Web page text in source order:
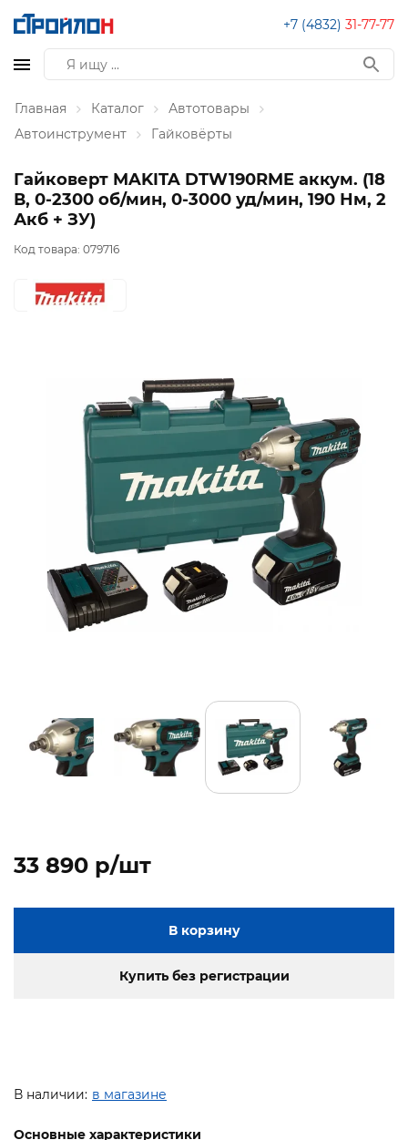
+7 (4832) 31-77-77
Главная Каталог
Автотовары
Автоинструмент
Гайковёрты
Гайковерт MAKITA DTW190RME аккум. (18
В, 0-2300 об/мин, 0-3000 уд/мин, 190 Нм, 2
Акб + ЗУ)
Код товара: 079716
33 890 p/шт
В корзину
Купить без регистрации
В наличии: в магазине
Основные характеристики